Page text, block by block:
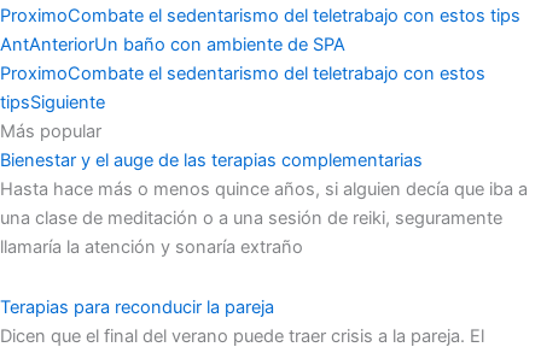
ProximoCombate el sedentarismo del teletrabajo con estos tips
AntAnteriorUn baño con ambiente de SPA
ProximoCombate el sedentarismo del teletrabajo con estos
tipsSiguiente
Más popular
Bienestar y el auge de las terapias complementarias
Hasta hace más o menos quince años, si alguien decía que iba a
una clase de meditación o a una sesión de reiki, seguramente
llamaría la atención y sonaría extraño
Terapias para reconducir la pareja
Dicen que el final del verano puede traer crisis a la pareja. El